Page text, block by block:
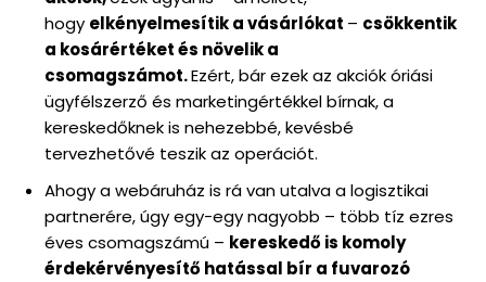
hogy elkényelmesítik a vásárlókat – csökkentik
a kosárértéket és növelik a
csomagszámot.Ezért, bár ezek az akciók óriási
ügyfélszerző és marketingértékkel bírnak, a
kereskedőknek is nehezebbé, kevésbé
tervezhetővé teszik az operációt.
Ahogy a webáruház is rá van utalva a logisztikai
partnerére, úgy egy-egy nagyobb – több tíz ezres
éves csomagszámú – kereskedő is komoly
érdekérvényesítő hatással bír a fuvarozó